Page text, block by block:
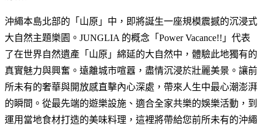
沖繩本島北部的「山原」中，即將誕生一座規模震撼的沉浸式
大自然主題樂園。JUNGLIA 的概念「Power Vacance!!」代表
了在世界自然遺產「山原」綿延的大自然中，體驗此地獨有的
真實魅力與興奮。遠離城市喧囂，盡情沉浸於壯麗美景。讓前
所未有的奢華與開放感直擊內心深處，帶來人生中最心潮澎湃
的瞬間。從最先端的遊樂設施、適合全家共樂的娛樂活動，到
運用當地食材打造的美味料理，這裡將帶給您前所未有的沖繩